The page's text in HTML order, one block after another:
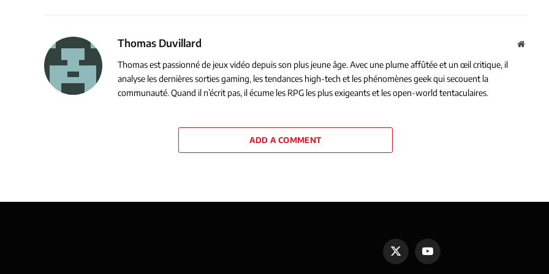
Thomas Duvillard
Thomas est passionné de jeux vidéo depuis son plus jeune âge. Avec une plume affûtée et un œil critique, il
analyse les dernières sorties gaming, les tendances high-tech et les phénomènes geek qui secouent la
communauté. Quand il n’écrit pas, il écume les RPG les plus exigeants et les open-world tentaculaires.
ADD A COMMENT
X
YouTube